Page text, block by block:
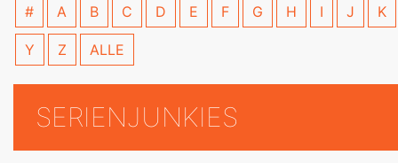
# A B C D E F G H I J K
Y Z ALLE
SERIENJUNKIES